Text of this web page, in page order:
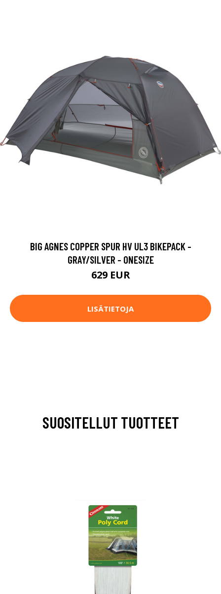
BIG AGNES COPPER SPUR HV UL3 BIKEPACK -
GRAY/SILVER - ONESIZE
629 EUR
LISÄTIETOJA
SUOSITELLUT TUOTTEET